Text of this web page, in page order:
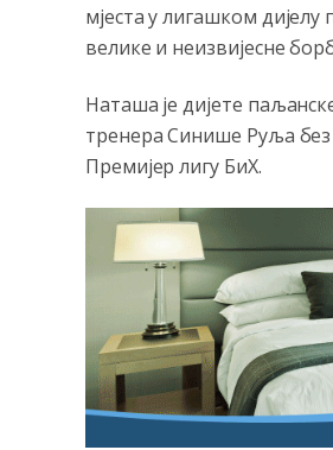
мјеста у лигашком дијелу
велике и неизвијесне
Наташа је дијете
тренера Синише Руља без
Премијер лигу БиХ.